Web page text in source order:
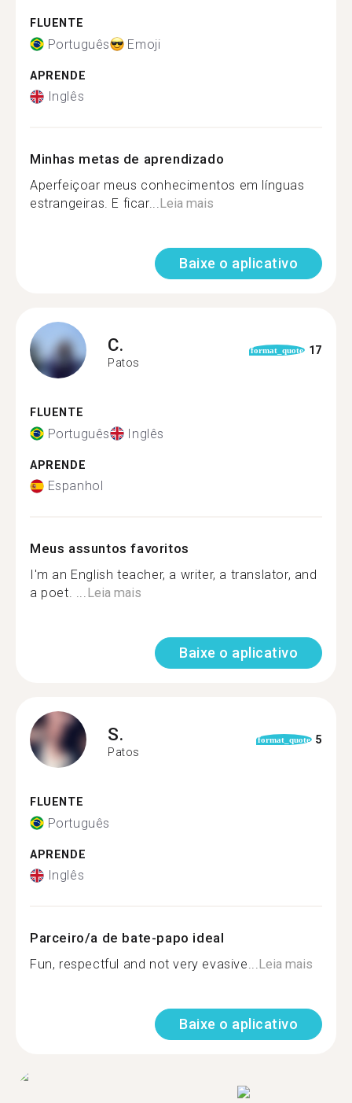
FLUENTE
Português Emoji
APRENDE
Inglês
Minhas metas de aprendizado
Aperfeiçoar meus conhecimentos em línguas
estrangeiras. E ficar...Leia mais
Baixe o aplicativo
C.
Patos
format_quote 17
FLUENTE
Português Inglês
APRENDE
Espanhol
Meus assuntos favoritos
I'm an English teacher, a writer, a translator, and
a poet. ...Leia mais
Baixe o aplicativo
S.
Patos
format_quote 5
FLUENTE
Português
APRENDE
Inglês
Parceiro/a de bate-papo ideal
Fun, respectful and not very evasive...Leia mais
Baixe o aplicativo